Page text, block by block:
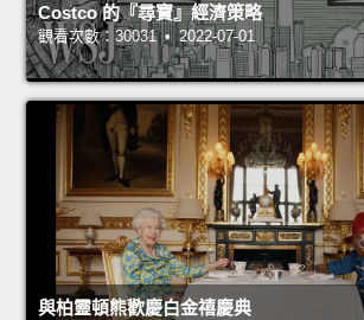
Costco 的『尋寶』經濟策略
觀看次數：30031 • 2022-07-01
與柏靈頓熊歡慶白金禧慶典